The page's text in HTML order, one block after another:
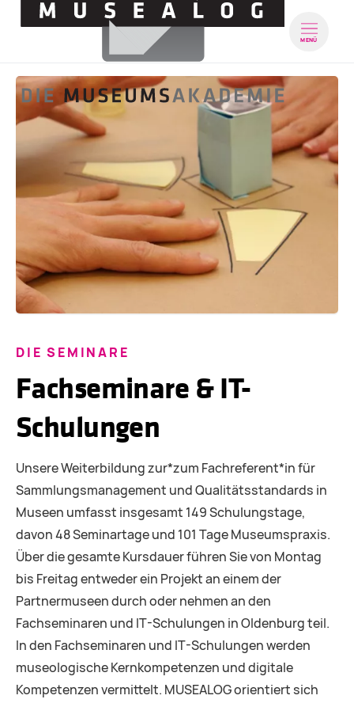
MENÜ
DIE SEMINARE
Fachseminare & IT-
Schulungen
Unsere Weiterbildung zur*zum Fachreferent*in für
Sammlungsmanagement und Qualitätsstandards in
Museen umfasst insgesamt 149 Schulungstage,
davon 48 Seminartage und 101 Tage Museumspraxis.
Über die gesamte Kursdauer führen Sie von Montag
bis Freitag entweder ein Projekt an einem der
Partnermuseen durch oder nehmen an den
Fachseminaren und IT-Schulungen in Oldenburg teil.
In den Fachseminaren und IT-Schulungen werden
museologische Kernkompetenzen und digitale
Kompetenzen vermittelt. MUSEALOG orientiert sich